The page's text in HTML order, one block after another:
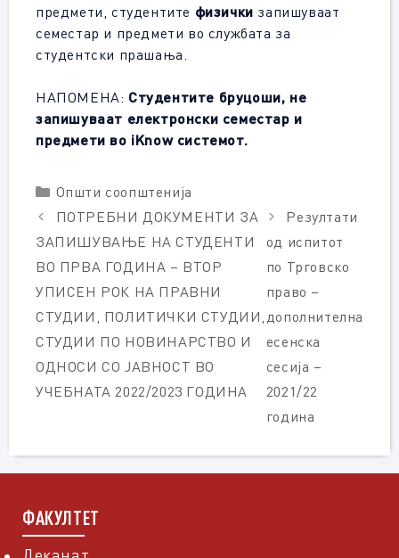
предмети, студентите физички запишуваат
семестар и предмeти во службата за
студентски прашања.
НАПОМЕНА: Студентите бруцоши, не
запишуваат електронски семестар и
предмети во iKnow системот.
Categories
Општи соопштенија
ПОТРЕБНИ ДОКУМЕНТИ ЗА
ЗАПИШУВАЊЕ НА СТУДЕНТИ
ВО ПРВА ГОДИНА – ВТОР
УПИСЕН РОК НА ПРАВНИ
СТУДИИ, ПОЛИТИЧКИ СТУДИИ,
СТУДИИ ПО НОВИНАРСТВО И
ОДНОСИ СО ЈАВНОСТ ВО
УЧЕБНАТА 2022/2023 ГОДИНА
Резултати
од испитот
по Трговско
право –
дополнителна
есенска
сесија –
2021/22
година
ФАКУЛТЕТ